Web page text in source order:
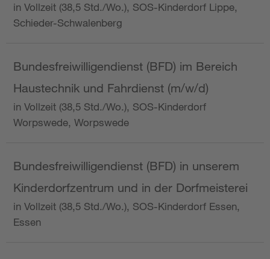
in Vollzeit (38,5 Std./Wo.), SOS-Kinderdorf Lippe,
Schieder-Schwalenberg
Bundesfreiwilligendienst (BFD) im Bereich
Haustechnik und Fahrdienst (m/w/d)
in Vollzeit (38,5 Std./Wo.), SOS-Kinderdorf
Worpswede, Worpswede
Bundesfreiwilligendienst (BFD) in unserem
Kinderdorfzentrum und in der Dorfmeisterei
in Vollzeit (38,5 Std./Wo.), SOS-Kinderdorf Essen,
Essen